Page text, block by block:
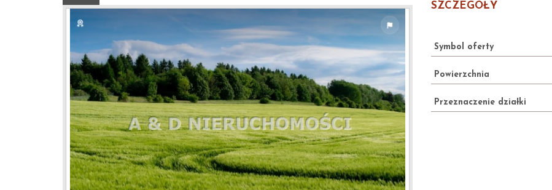
SZCZEGÓŁY
Symbol oferty
Powierzchnia
Przeznaczenie działki